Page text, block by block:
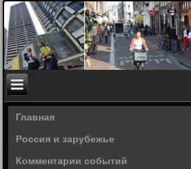
Главная
Россия и зарубежье
Комментарии событий